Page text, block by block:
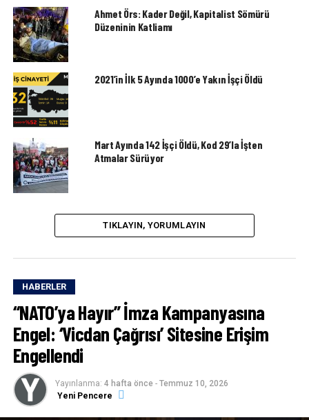
Ahmet Örs: Kader Değil, Kapitalist Sömürü
Düzeninin Katliamı
2021’in İlk 5 Ayında 1000’e Yakın İşçi Öldü
Mart Ayında 142 İşçi Öldü, Kod 29’la İşten
Atmalar Sürüyor
TIKLAYIN, YORUMLAYIN
HABERLER
“NATO’ya Hayır” İmza Kampanyasına
Engel: ‘Vicdan Çağrısı’ Sitesine Erişim
Engellendi
Yayınlanma: 4 hafta önce - Temmuz 10, 2026
Yeni Pencere